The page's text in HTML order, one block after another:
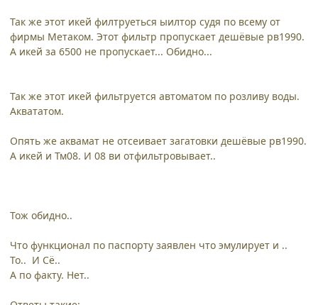
Так же этот икей филтруеться ыилтор судя по всему от
фирмы Метаком. Этот фильтр пропускает дешёвые рв1990.
А икей за 6500 не пропускает... Обидно...
Так же этот икей фильтруется автоматом по розливу воды.
Аквататом.
Опять же аквамат не отсеивает загатовки дешёвые рв1990.
А икей и Тм08. И 08 ви отфильтровывает..
Тож обидно..
Что функционал по паспорту заявлен что эмулирует и ..
То.. И Сё..
А по факту. Нет..